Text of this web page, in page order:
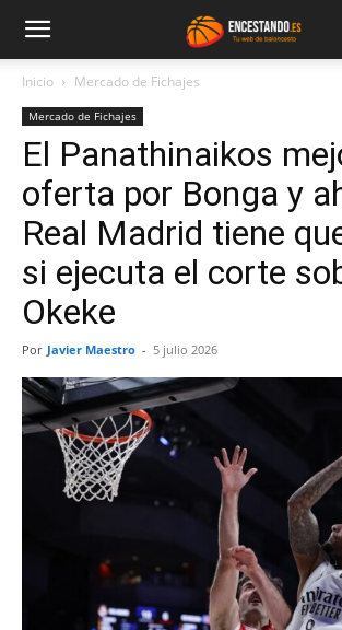
Inicio Mercado de Fichajes
Mercado de Fichajes
El Panathinaikos
oferta por Bonga y
Real Madrid tiene
si ejecuta el corte
Okeke
Por Javier Maestro - 5 julio 2026